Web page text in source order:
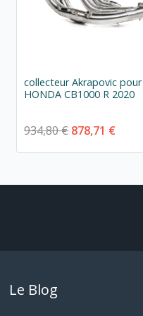
collecteur Akrapovic pour
HONDA CB1000 R 2020
934,80 € 878,71 €
Le Blog